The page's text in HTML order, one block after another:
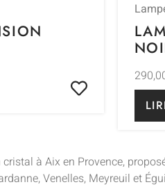
à Aix en Provence,
Venelles, Meyreuil et